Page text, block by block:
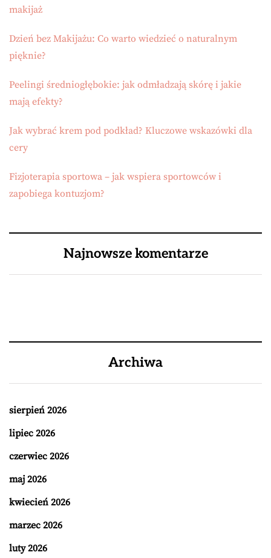
makijaż
Dzień bez Makijażu: Co warto wiedzieć o naturalnym
pięknie?
Peelingi średniogłębokie: jak odmładzają skórę i jakie
mają efekty?
Jak wybrać krem pod podkład? Kluczowe wskazówki dla
cery
Fizjoterapia sportowa – jak wspiera sportowców i
zapobiega kontuzjom?
Najnowsze komentarze
Archiwa
sierpień 2026
lipiec 2026
czerwiec 2026
maj 2026
kwiecień 2026
marzec 2026
luty 2026